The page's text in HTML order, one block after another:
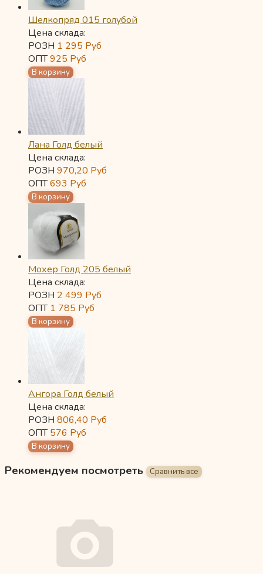
Шелкопряд 015 голубой
Цена склада:
РОЗН 1 295 Руб
ОПТ925 Руб
Лана Голд белый
Цена склада:
РОЗН 970,20 Руб
ОПТ693 Руб
Мохер Голд 205 белый
Цена склада:
РОЗН 2 499 Руб
ОПТ 1 785 Руб
Ангора Голд белый
Цена склада:
РОЗН 806,40 Руб
ОПТ576 Руб
Рекомендуем посмотреть